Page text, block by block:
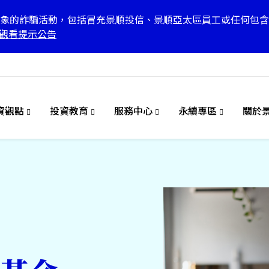
觀點 投資教育 服務中心 永續專區 關於
的詐騙活動，包括冒充景順投信、景順亞太區員工或任何包
看提示公告